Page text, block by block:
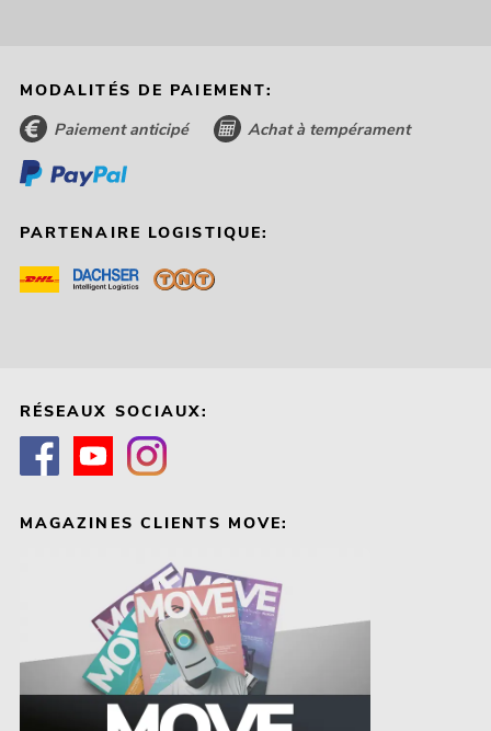
MODALITÉS DE PAIEMENT:
Paiement anticipé Achat à tempérament
PARTENAIRE LOGISTIQUE:
RÉSEAUX SOCIAUX:
MAGAZINES CLIENTS MOVE: